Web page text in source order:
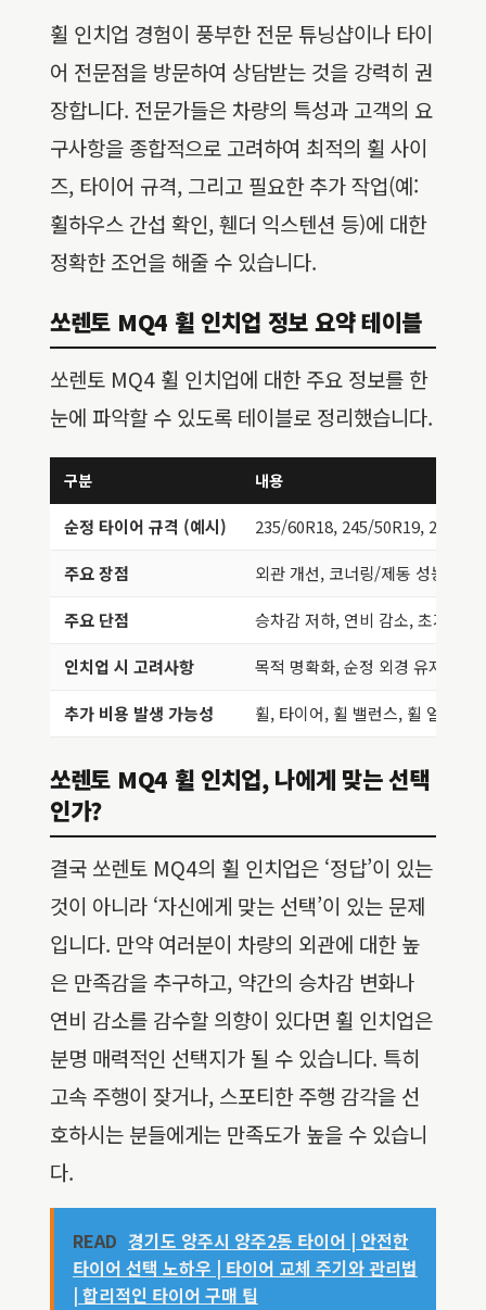
휠 인치업 경험이 풍부한 전문 튜닝샵이나 타이
어 전문점을 방문하여 상담받는 것을 강력히 권
장합니다. 전문가들은 차량의 특성과 고객의 요
구사항을 종합적으로 고려하여 최적의 휠 사이
즈, 타이어 규격, 그리고 필요한 추가 작업(예:
휠하우스 간섭 확인, 휀더 익스텐션 등)에 대한
정확한 조언을 해줄 수 있습니다.
쏘렌토 MQ4 휠 인치업 정보 요약 테이블
쏘렌토 MQ4 휠 인치업에 대한 주요 정보를 한
눈에 파악할 수 있도록 테이블로 정리했습니다.
구분 내용
순정 타이어 규격 (예시) 235/60R18, 245/50R19, 255/
주요 장점 외관 개선, 코너링/제동 성능 향
주요 단점 승차감 저하, 연비 감소, 초기 및
인치업 시 고려사항 목적 명확화, 순정 외경 유지, 브
추가 비용 발생 가능성 휠, 타이어, 휠 밸런스, 휠 얼라인
쏘렌토 MQ4 휠 인치업, 나에게 맞는 선택
인가?
결국 쏘렌토 MQ4의 휠 인치업은 ‘정답’이 있는
것이 아니라 ‘자신에게 맞는 선택’이 있는 문제
입니다. 만약 여러분이 차량의 외관에 대한 높
은 만족감을 추구하고, 약간의 승차감 변화나
연비 감소를 감수할 의향이 있다면 휠 인치업은
분명 매력적인 선택지가 될 수 있습니다. 특히
고속 주행이 잦거나, 스포티한 주행 감각을 선
호하시는 분들에게는 만족도가 높을 수 있습니
다.
READ 경기도 양주시 양주2동 타이어 | 안전한
타이어 선택 노하우 | 타이어 교체 주기와 관리법
| 합리적인 타이어 구매 팁